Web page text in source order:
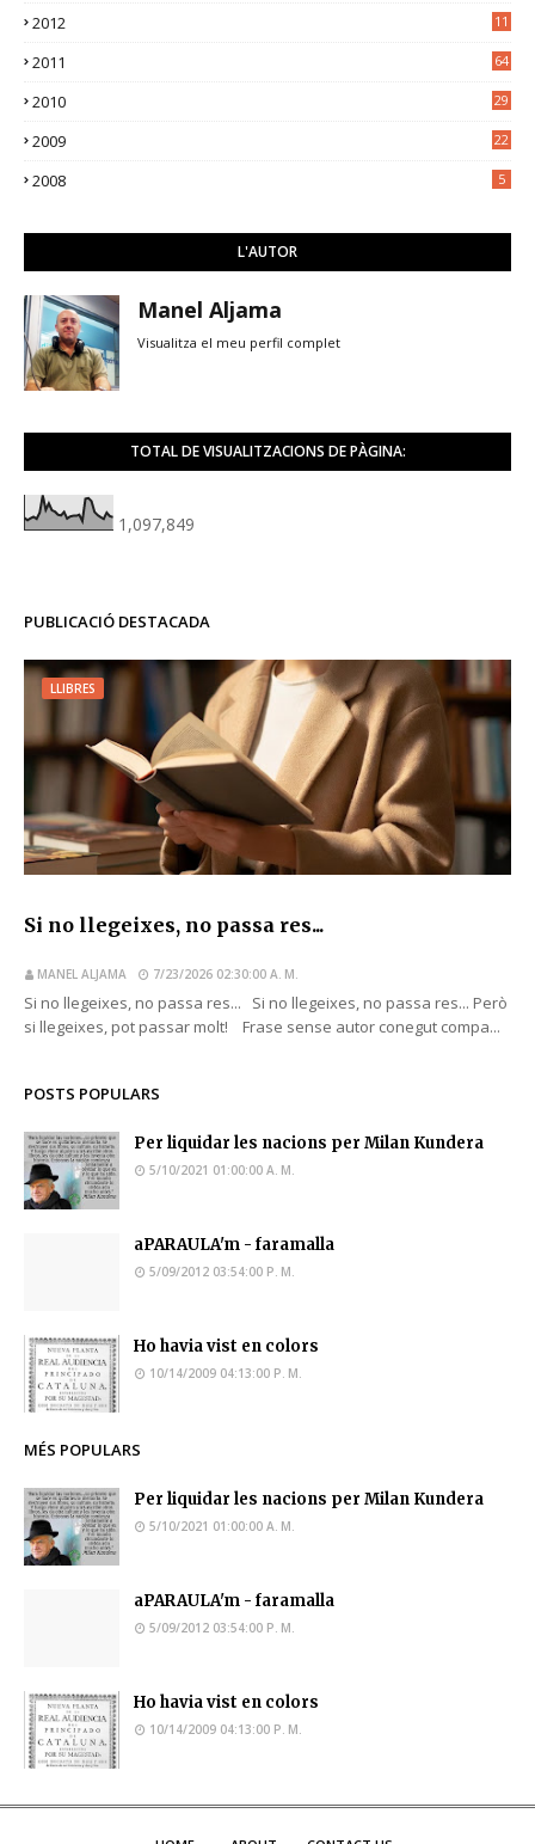
2012
11
2011 64
2010 29
2009 22
2008 5
L'AUTOR
Manel Aljama
Visualitza el meu perfil complet
TOTAL DE VISUALITZACIONS DE PÀGINA:
1,097,849
PUBLICACIÓ DESTACADA
LLIBRES
Si no llegeixes, no passa res...
MANEL ALJAMA 7/23/2026 02:30:00 A. M.
Si no llegeixes, no passa res... Si no llegeixes, no passa res... Però
si llegeixes, pot passar molt! Frase sense autor conegut compa...
POSTS POPULARS
Per liquidar les nacions per Milan Kundera
5/10/2021 01:00:00 A. M.
aPARAULA'm - faramalla
5/09/2012 03:54:00 P. M.
Ho havia vist en colors
10/14/2009 04:13:00 P. M.
MÉS POPULARS
Per liquidar les nacions per Milan Kundera
5/10/2021 01:00:00 A. M.
aPARAULA'm - faramalla
5/09/2012 03:54:00 P. M.
Ho havia vist en colors
10/14/2009 04:13:00 P. M.